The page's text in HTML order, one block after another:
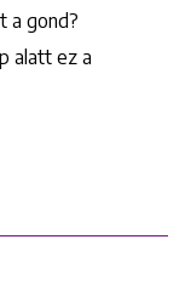
a gond?
alatt ez a